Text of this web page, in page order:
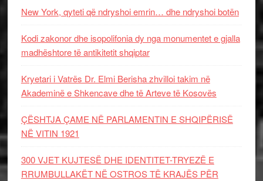
New York, qyteti që ndryshoi emrin… dhe ndryshoi botën
Kodi zakonor dhe isopolifonia dy nga monumentet e gjalla
madhështore të antikitetit shqiptar
Kryetari i Vatrës Dr. Elmi Berisha zhvilloi takim në
Akademinë e Shkencave dhe të Arteve të Kosovës
ÇËSHTJA ÇAME NË PARLAMENTIN E SHQIPËRISË
NË VITIN 1921
300 VJET KUJTESË DHE IDENTITET-TRYEZË E
RRUMBULLAKËT NË OSTROS TË KRAJËS PËR